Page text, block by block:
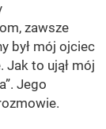
zawsze
był mój ojciec
Jak to ujął mój
Jego